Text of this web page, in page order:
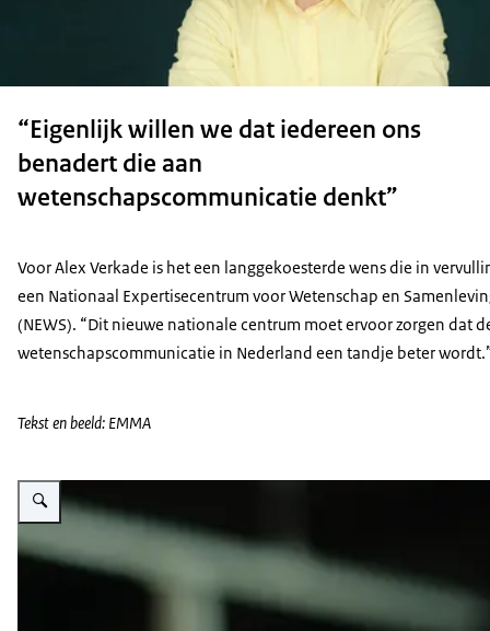
“Eigenlijk willen we dat iedereen ons
benadert die aan
wetenschapscommunicatie denkt”
Voor Alex Verkade is het een langgekoesterde wens die in
een Nationaal Expertisecentrum voor Wetenschap en
(NEWS). “Dit nieuwe nationale centrum moet ervoor zorgen dat
wetenschapscommunicatie in Nederland een tandje beter
Tekst en beeld: EMMA
Vergroot afbeelding Portret Alex Verkade het is een witte man, kaal met